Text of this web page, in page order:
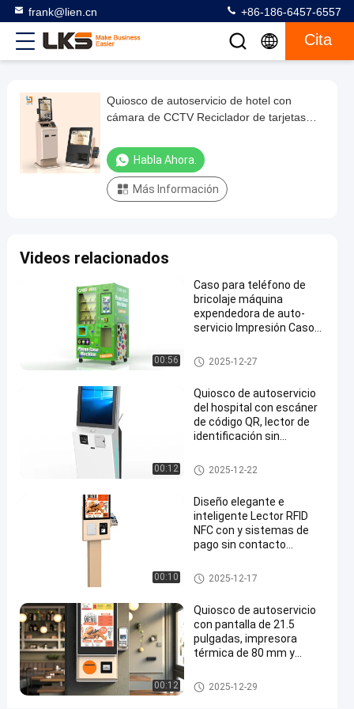
frank@lien.cn +86-186-6457-6557
Cita
Quiosco
de
autoservicio
de
de
Reciclador
ADA
pasaportes
autoservicio
2026-
452
vistas
Compartir
táctil
#
quiosco
del
servicio
de
Quiosco de autoservicio de hotel con
cámara de CCTV Reciclador de tarjetas
Habla Ahora.
Más Información
Videos relacionados
00:56
Caso para teléfono de
bricolaje máquina
expendedora de auto-
servicio Impresión Caso
personalizado
kiosco de autoservicio
2025-12-27
00:12
Quiosco de autoservicio
del hospital con escáner
de código QR, lector de
identificación sin
térmica de 80 mm
kiosco de autoservicio
2025-12-22
00:10
Diseño elegante e
inteligente Lector RFID
NFC con y sistemas de
pago sin contacto
auto-pedido
kiosco de autoservicio
2025-12-17
00:12
Quiosco de autoservicio
con pantalla de 21.5
pulgadas, impresora
térmica de 80 mm y
registro
kiosco de autoservicio
2025-12-29